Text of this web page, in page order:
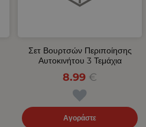
Σετ Βουρτσών Περιποίησης
Αυτοκινήτου 3 Τεμάχια
8.99 €
Αγοράστε